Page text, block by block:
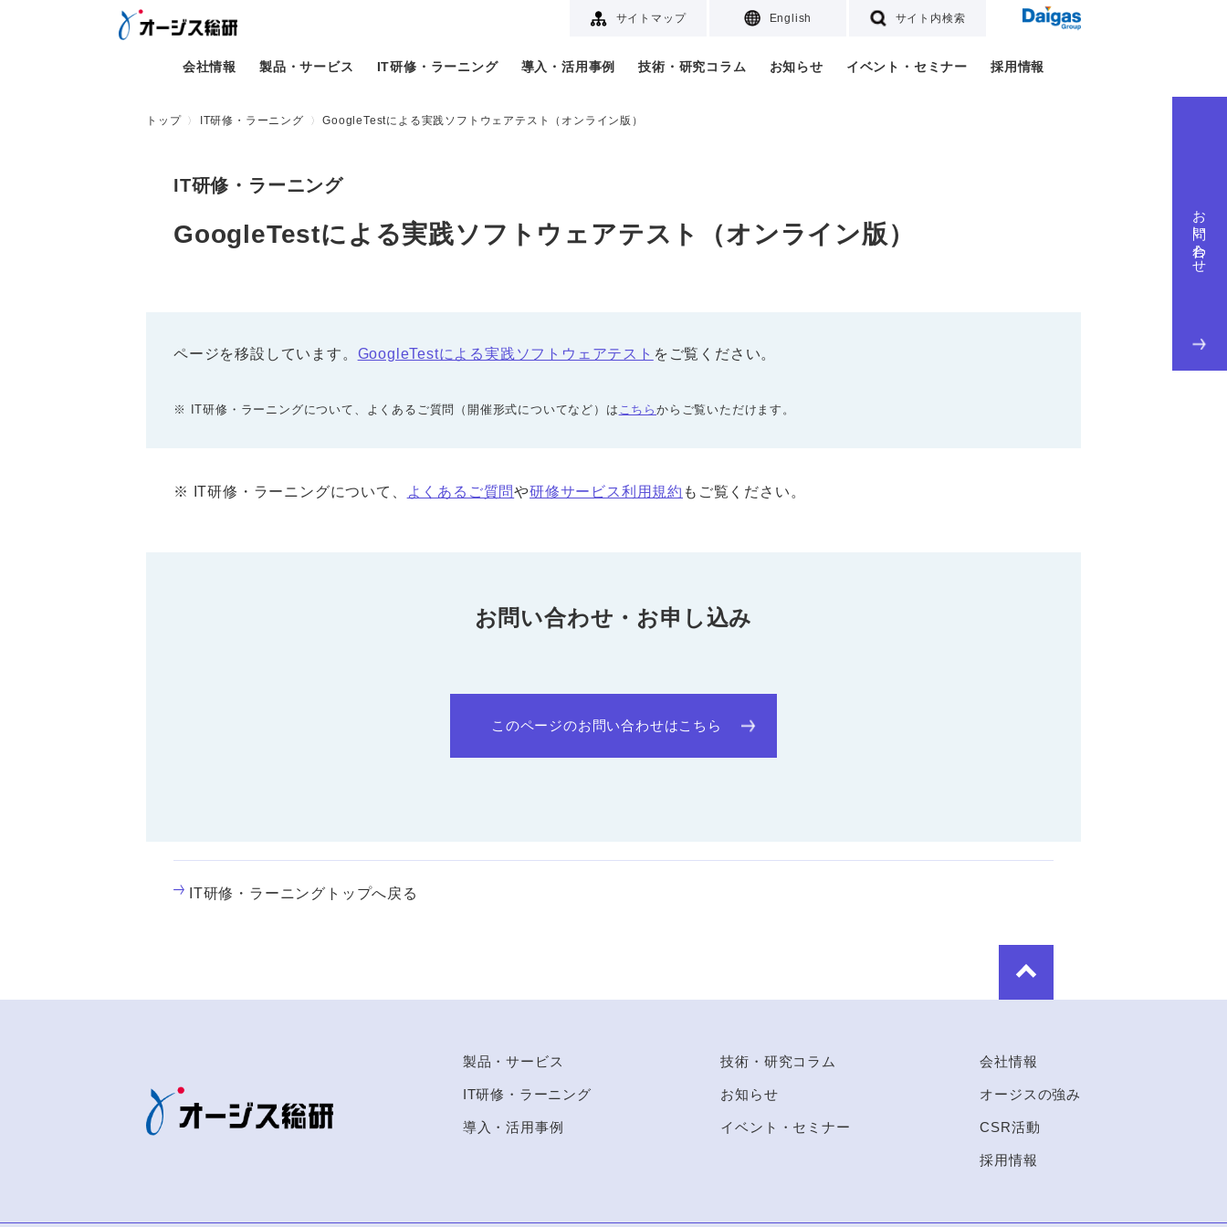
サイトマップ English サイト内検索
会社情報 製品・サービス IT研修・ラーニング 導入・活用事例 技術・研究コラム お知らせ イベント・セミナー 採用情報
お問い合わせ
トップ IT研修・ラーニング GoogleTestによる実践ソフトウェアテスト（オンライン版）
IT研修・ラーニング
GoogleTestによる実践ソフトウェアテスト（オンライン版）
ページを移設しています。 GoogleTestによる実践ソフトウェアテスト をご覧ください。
※ IT研修・ラーニングについて、よくあるご質問（開催形式についてなど）は こちらからご覧いただけます。
※ IT研修・ラーニングについて、 よくあるご質問や研修サービス利用規約 もご覧ください。
お問い合わせ・お申し込み
このページのお問い合わせはこちら
IT研修・ラーニングトップへ戻る
製品・サービス
IT研修・ラーニング
導入・活用事例
技術・研究コラム
お知らせ
イベント・セミナー
会社情報
オージスの強み
CSR活動
採用情報